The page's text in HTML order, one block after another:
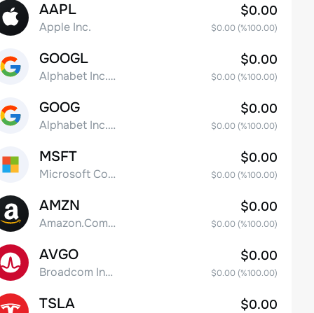
AAPL
Apple Inc.
$0.00
$0.00(%100.00)
GOOGL
Alphabet Inc. Class A Common Stock
$0.00
$0.00(%100.00)
GOOG
Alphabet Inc. Class C Capital Stock
$0.00
$0.00(%100.00)
MSFT
Microsoft Corp
$0.00
$0.00(%100.00)
AMZN
Amazon.Com Inc
$0.00
$0.00(%100.00)
AVGO
Broadcom Inc. Common Stock
$0.00
$0.00(%100.00)
TSLA $0.00